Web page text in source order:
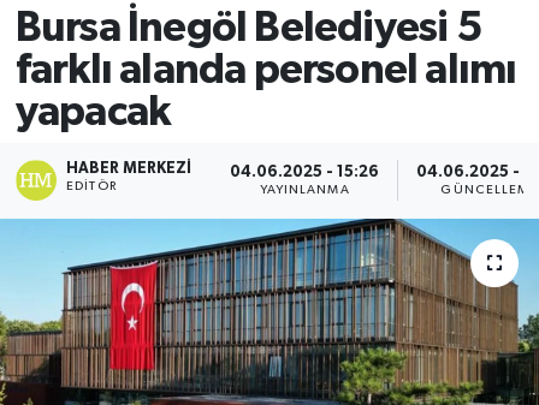
Bursa İnegöl Belediyesi 5
farklı alanda personel alımı
yapacak
HABER MERKEZI
EDITÖR
04.06.2025 - 15:26
YAYINLANMA
04.06.2025 -
GÜNCELLEME
SİYASET
EKONOMİ
EĞİTİM
SAĞLIK
MAGAZİN
SPOR
Süper Lig Puan Durumu ve Fikstür
Tüm Manşetler
Son Dakika Haberleri
Haber Arşivi